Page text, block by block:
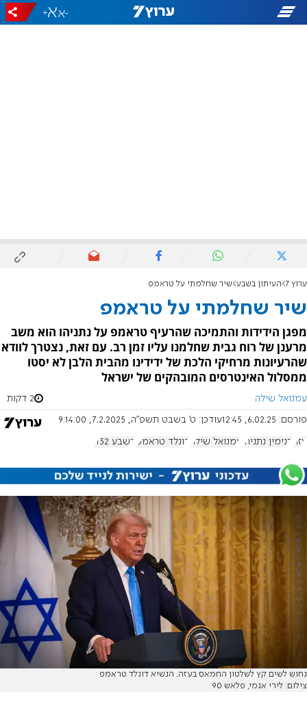
-
+
ערוץ 7 העיתון בשבע שיר שחלמתי על טראמפ
שיר שחלמתי על טראמפ
מפגן הידידות והתמיכה שהרעיף טראמפ על נתניהו הוא משב
מרענן של רוח גבית שחלמנו עליו זמן רב. עם זאת, נצטרך לוודא
שהרעיונות מרחיקי הלכת של ידידינו מהבית הלבן לא יסטו
ממסלול האינטרסים המובהקים של ישראל
עמנואל שילה 2 דקות
פורסם: 6.02.25, 12:45 עודכן: ט' בשבט תשפ"ה, 7.2.2025, 9:14:00
עזה בנימין נתניהו עמנואל שילה דונלד טראמפ בשבע 1132
נחוש לשים קץ לשלטון החמאס בעזה. הנשיא דונלד טראמפ
צילום: לירי אגמי, פלאש 90